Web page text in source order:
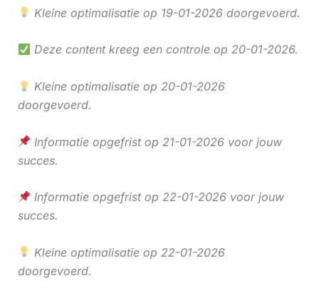
Kleine optimalisatie op 19-01-2026 doorgevoerd.
Deze content kreeg een controle op 20-01-2026.
Kleine optimalisatie op 20-01-2026
doorgevoerd.
Informatie opgefrist op 21-01-2026 voor jouw
succes.
Informatie opgefrist op 22-01-2026 voor jouw
succes.
Kleine optimalisatie op 22-01-2026
doorgevoerd.